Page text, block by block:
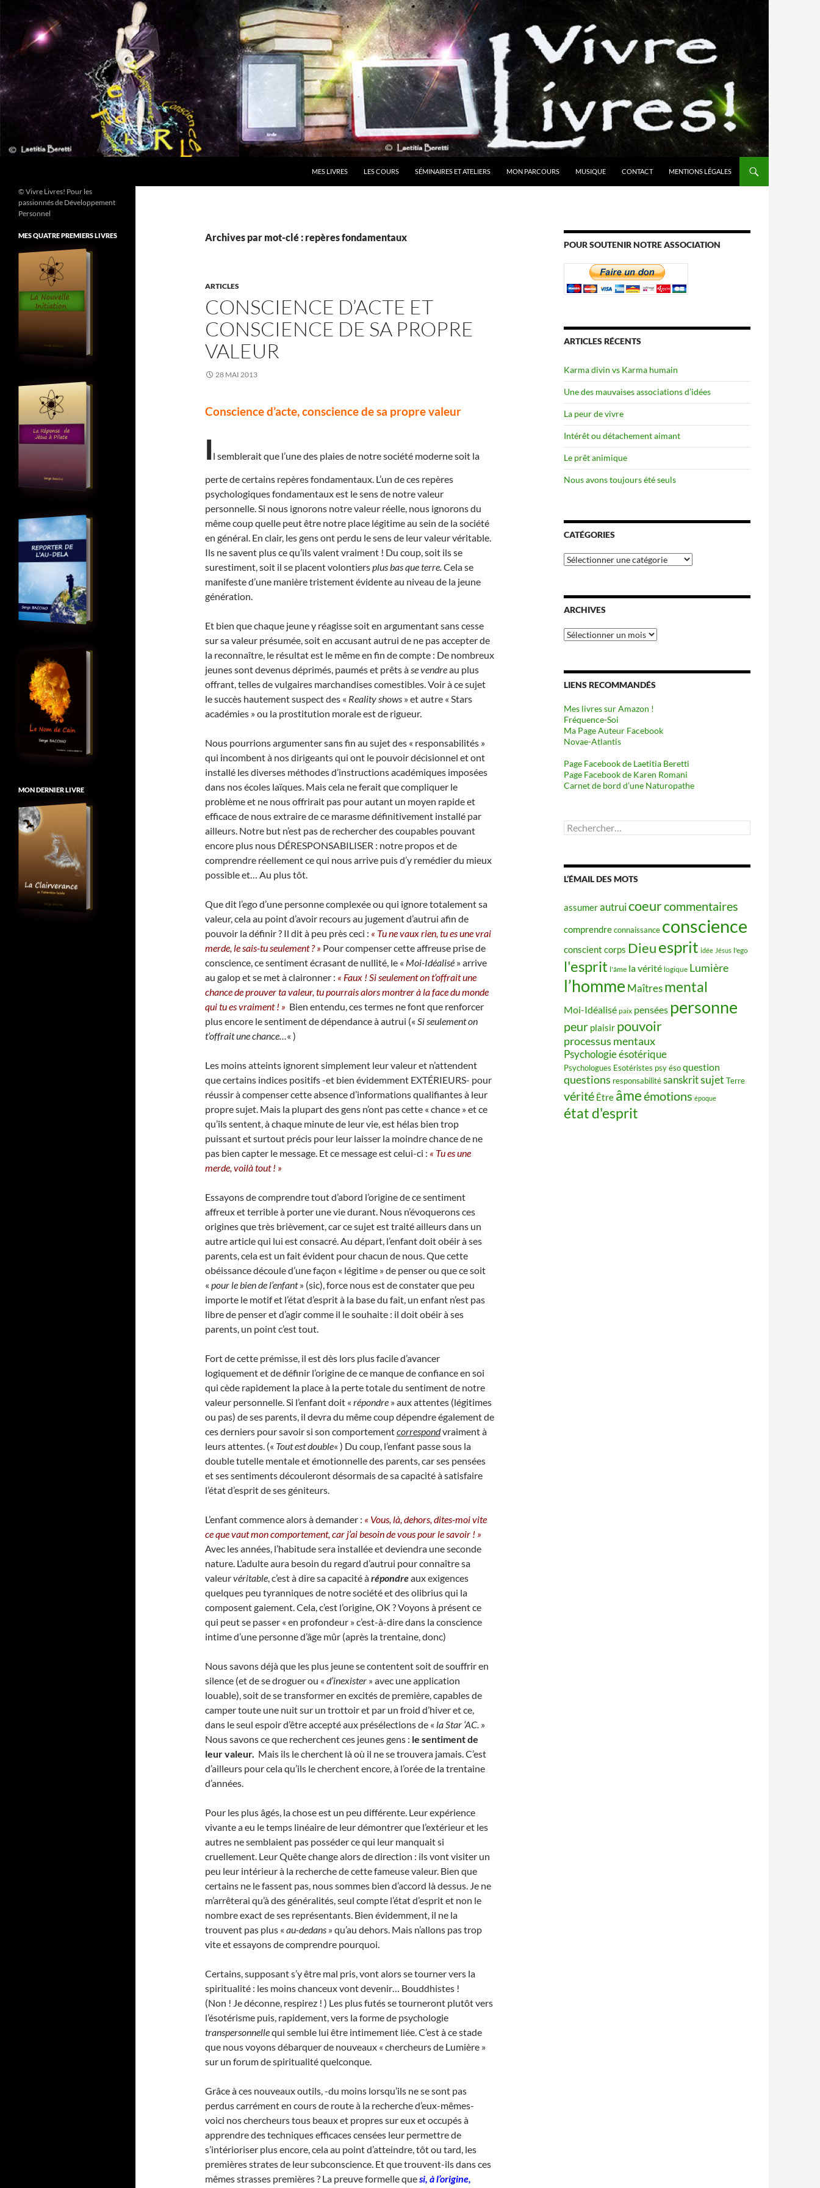
contenu
MES LIVRES LES COURS SÉMINAIRES ET ATELIERS MON PARCOURS MUSIQUE CONTACT MENTIONS LÉGALES
Archives par mot-clé : repères fondamentaux
ARTICLES
CONSCIENCE D’ACTE ET
CONSCIENCE DE SA PROPRE
VALEUR
28 MAI 2013
Conscience d’acte, conscience de sa propre valeur
Il semblerait que l’une des plaies de notre société moderne soit la
perte de certains repères fondamentaux. L’un de ces repères
psychologiques fondamentaux est le sens de notre valeur
personnelle. Si nous ignorons notre valeur réelle, nous ignorons du
même coup quelle peut être notre place légitime au sein de la société
en général. En clair, les gens ont perdu le sens de leur valeur véritable.
Ils ne savent plus ce qu’ils valent vraiment ! Du coup, soit ils se
surestiment, soit il se placent volontiersplus bas que terre.Cela se
manifeste d’une manière tristement évidente au niveau de la jeune
génération.
Et bien que chaque jeune y réagisse soit en argumentant sans cesse
sur sa valeur présumée, soit en accusant autrui de ne pas accepter de
la reconnaître, le résultat est le même en fin de compte : De nombreux
jeunes sont devenus déprimés, paumés et prêts àse vendreau plus
offrant, telles de vulgaires marchandises comestibles. Voir à ce sujet
le succès hautement suspect des « Reality shows » et autre « Stars
académies » ou la prostitution morale est de rigueur.
Nous pourrions argumenter sans fin au sujet des « responsabilités »
qui incombent à nos dirigeants qui ont le pouvoir décisionnel et ont
installé les diverses méthodes d’instructions académiques imposées
dans nos écoles laïques. Mais cela ne ferait que compliquer le
problème et ne nous offrirait pas pour autant un moyen rapide et
efficace de nous extraire de ce marasme définitivement installé par
ailleurs. Notre but n’est pas de rechercher des coupables pouvant
encore plus nous DÉRESPONSABILISER : notre propos et de
comprendre réellement ce qui nous arrive puis d’y remédier du mieux
possible et… Au plus tôt.
Que dit l’ego d’une personne complexée ou qui ignore totalement sa
valeur, cela au point d’avoir recours au jugement d’autrui afin de
pouvoir la définir ? Il dit à peu près ceci : « Tu ne vaux rien, tu es une vrai
merde, le sais-tu seulement ? » Pour compenser cette affreuse prise de
conscience, ce sentiment écrasant de nullité, le « Moi-Idéalisé » arrive
au galop et se met à claironner : « Faux ! Si seulement on t’offrait une
chance de prouver ta valeur, tu pourrais alors montrer à la face du monde
qui tu es vraiment ! » Bien entendu, ces termes ne font que renforcer
plus encore le sentiment de dépendance à autrui (« Si seulement on
t’offrait une chance…« )
Les moins atteints ignorent simplement leur valeur et n’attendent
que certains indices positifs -et bien évidemment EXTÉRIEURS- pour
réussir à compenser cette absence d’informations qualifiantes à leur
propre sujet. Mais la plupart des gens n’ont pas cette « chance » et ce
qu’ils sentent, à chaque minute de leur vie, est hélas bien trop
puissant et surtout précis pour leur laisser la moindre chance de ne
pas bien capter le message. Et ce message est celui-ci : « Tu es une
merde, voilà tout ! »
Essayons de comprendre tout d’abord l’origine de ce sentiment
affreux et terrible à porter une vie durant. Nous n’évoquerons ces
origines que très brièvement, car ce sujet est traité ailleurs dans un
autre article qui lui est consacré. Au départ, l’enfant doit obéir à ses
parents, cela est un fait évident pour chacun de nous. Que cette
obéissance découle d’une façon « légitime » de penser ou que ce soit
« pour le bien de l’enfant» (sic), force nous est de constater que peu
importe le motif et l’état d’esprit à la base du fait, un enfant n’est pas
libre de penser et d’agir comme il le souhaite : il doit obéir à ses
parents, un point c’est tout.
Fort de cette prémisse, il est dès lors plus facile d’avancer
logiquement et de définir l’origine de ce manque de confiance en soi
qui cède rapidement la place à la perte totale du sentiment de notre
valeur personnelle. Si l’enfant doit « répondre » aux attentes (légitimes
ou pas) de ses parents, il devra du même coup dépendre également de
ces derniers pour savoir si son comportementcorrespondvraiment à
leurs attentes. (« Tout est double« ) Du coup, l’enfant passe sous la
double tutelle mentale et émotionnelle des parents, car ses pensées
et ses sentiments découleront désormais de sa capacité à satisfaire
l’état d’esprit de ses géniteurs.
L’enfant commence alors à demander : « Vous, là, dehors, dites-moi vite
ce que vaut mon comportement, car j’ai besoin de vous pour le savoir ! »
Avec les années, l’habitude sera installée et deviendra une seconde
nature. L’adulte aura besoin du regard d’autrui pour connaître sa
valeurvéritable, c’est à dire sa capacité àrépondreaux exigences
quelques peu tyranniques de notre société et des olibrius qui la
composent gaiement. Cela, c’est l’origine, OK ? Voyons à présent ce
qui peut se passer « en profondeur » c’est-à-dire dans la conscience
intime d’une personne d’âge mûr (après la trentaine, donc)
Nous savons déjà que les plus jeune se contentent soit de souffrir en
silence (et de se droguer ou « d’inexister » avec une application
louable), soit de se transformer en excités de première, capables de
camper toute une nuit sur un trottoir et par un froid d’hiver et ce,
dans le seul espoir d’être accepté aux présélections de « la Star ‘AC. »
Nous savons ce que recherchent ces jeunes gens : le sentiment de
leur valeur. Mais ils le cherchent là où il ne se trouvera jamais. C’est
d’ailleurs pour cela qu’ils le cherchent encore, à l’orée de la trentaine
d’années.
Pour les plus âgés, la chose est un peu différente. Leur expérience
vivante a eu le temps linéaire de leur démontrer que l’extérieur et les
autres ne semblaient pas posséder ce qui leur manquait si
cruellement. Leur Quête change alors de direction : ils vont visiter un
peu leur intérieur à la recherche de cette fameuse valeur. Bien que
certains ne le fassent pas, nous sommes bien d’accord là dessus. Je ne
m’arrêterai qu’à des généralités, seul compte l’état d’esprit et non le
nombre exact de ses représentants. Bien évidemment, il ne la
trouvent pas plus « au-dedans » qu’au dehors. Mais n’allons pas trop
vite et essayons de comprendre pourquoi.
Certains, supposant s’y être mal pris, vont alors se tourner vers la
spiritualité : les moins chanceux vont devenir… Bouddhistes !
(Non ! Je déconne, respirez ! ) Les plus futés se tourneront plutôt vers
l’ésotérisme puis, rapidement, vers la forme de psychologie
transpersonnellequi semble lui être intimement liée. C’est à ce stade
que nous voyons débarquer de nouveaux « chercheurs de Lumière »
sur un forum de spiritualité quelconque.
Grâce à ces nouveaux outils, -du moins lorsqu’ils ne se sont pas
perdus carrément en cours de route à la recherche d’eux-mêmes-
voici nos chercheurs tous beaux et propres sur eux et occupés à
apprendre des techniques efficaces censées leur permettre de
s’intérioriser plus encore, cela au point d’atteindre, tôt ou tard, les
premières strates de leur subconscience. Et que trouvent-ils dans ces
mêmes strasses premières ? La preuve formelle quesi, à l’origine,
POUR SOUTENIR NOTRE ASSOCIATION
ARTICLES RÉCENTS
Karma divin vs Karma humain
Une des mauvaises associations d’idées
La peur de vivre
Intérêt ou détachement aimant
Le prêt animique
Nous avons toujours été seuls
CATÉGORIES
Catégories
ARCHIVES
Archives
LIENS RECOMMANDÉS
Mes livres sur Amazon !
Fréquence-Soi
Ma Page Auteur Facebook
Novae-Atlantis
Page Facebook de Laetitia Beretti
Page Facebook de Karen Romani
Carnet de bord d’une Naturopathe
Rechercher :
L’ÉMAIL DES MOTS
assumerautruicoeurcommentaires
comprendreconnaissance conscience
conscient corps Dieuesprit idée Jésus l'ego
l'esprit l'âme la vérité logique Lumière
l’homme Maîtres mental
Moi-Idéalisé paix pensées personne
peur plaisir pouvoir
processus mentaux
Psychologie ésotérique
Psychologues Esotéristes psy ésoquestion
questions responsabilitésanskritsujet Terre
vérité Être âmeémotions époque
état d'esprit
© Vivre Livres! Pour les
passionnés de Développement
Personnel
MES QUATRE PREMIERS LIVRES
MON DERNIER LIVRE